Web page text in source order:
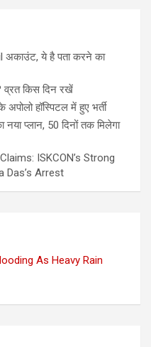
अकाउंट, ये है पता करने का
व्रत किस दिन रखें
हॉस्पिटल में हुए भर्ती
प्लान, 50 दिनों तक मिलेगा
ISKCON’s Strong
Das’s Arrest
As Heavy Rain